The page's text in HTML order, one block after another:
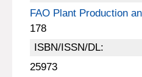
FAO Plant Production
178
ISBN/ISSN/DL:
25973